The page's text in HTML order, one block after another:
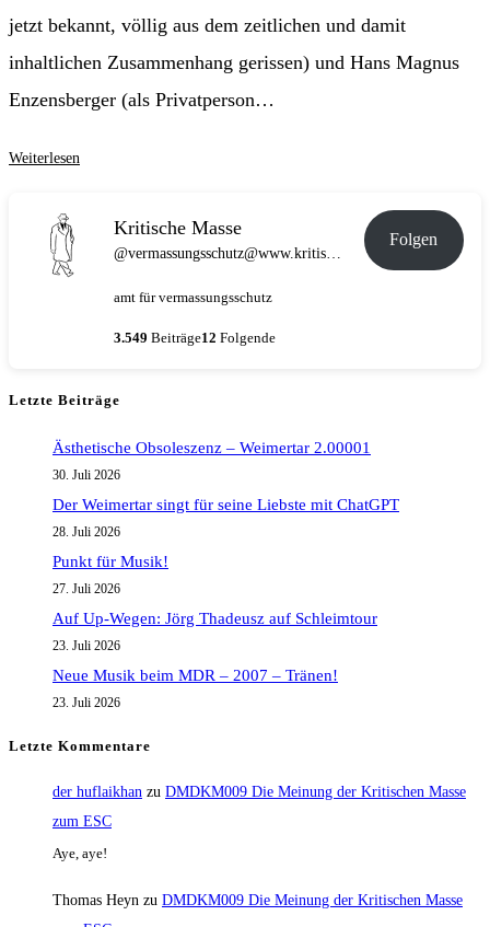
jetzt bekannt, völlig aus dem zeitlichen und damit
inhaltlichen Zusammenhang gerissen) und Hans Magnus
Enzensberger (als Privatperson…
Weiterlesen
Kulturwelt
Hans
Magnus
Enzensberger
Kritische Masse
@vermassungsschutz@www.kritische-masse.de
Folgen
amt für vermassungsschutz
3.549 Beiträge12 Folgende
Letzte Beiträge
Ästhetische Obsoleszenz – Weimertar 2.00001
30. Juli 2026
Der Weimertar singt für seine Liebste mit ChatGPT
28. Juli 2026
Punkt für Musik!
27. Juli 2026
Auf Up-Wegen: Jörg Thadeusz auf Schleimtour
23. Juli 2026
Neue Musik beim MDR – 2007 – Tränen!
23. Juli 2026
Letzte Kommentare
der huflaikhan zu DMDKM009 Die Meinung der Kritischen Masse
zum ESC
Aye, aye!
Thomas Heyn zu DMDKM009 Die Meinung der Kritischen Masse